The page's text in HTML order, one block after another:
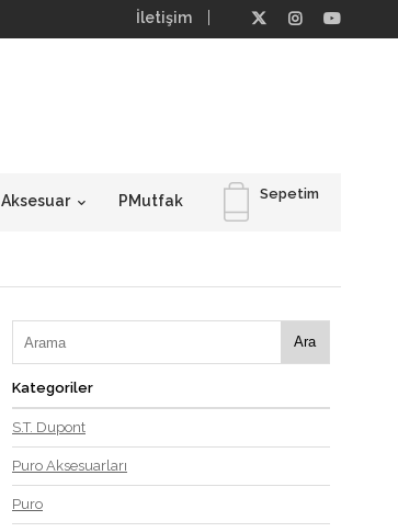
İletişim
Sepetim
Aksesuar PMutfak
Ara
Kategoriler
S.T. Dupont
Puro Aksesuarları
Puro